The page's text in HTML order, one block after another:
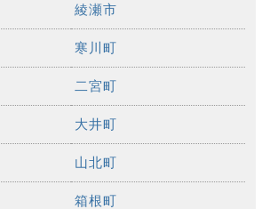
綾瀬市
寒川町
二宮町
大井町
山北町
箱根町